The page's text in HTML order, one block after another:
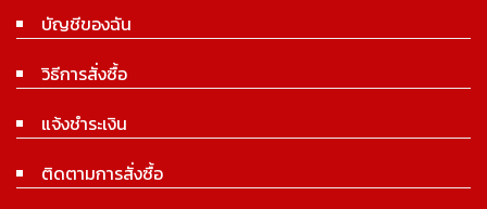
บัญชีของฉัน
วิธีการสั่งซื้อ
แจ้งชำระเงิน
ติดตามการสั่งซื้อ